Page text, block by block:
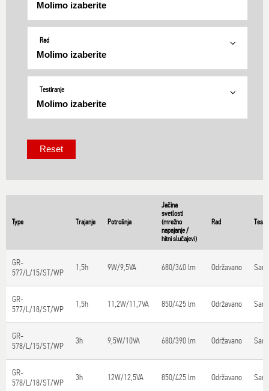
Rad
Testiranje
Type Trajanje Potrošnja
Jačina
svetlosti
(mrežno
napajanje /
hitni slučajevi)
Rad
GR-
577/L/15/ST/WP
1,5h 9W/9,5VA 680/340 lm Održavano
GR-
577/L/18/ST/WP
1,5h 11,2W/11,7VA 850/425 lm Održavano
GR-
578/L/15/ST/WP
3h 9,5W/10VA 680/390 lm Održavano
GR-
578/L/18/ST/WP
3h 12W/12,5VA 850/425 lm Održavano